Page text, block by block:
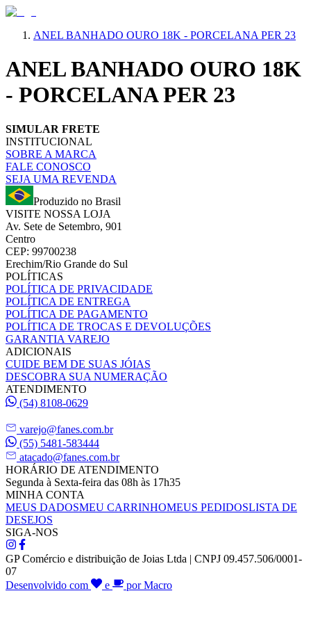
ANEL BANHADO OURO 18K - PORCELANA PER 23
ANEL BANHADO OURO 18K
- PORCELANA PER 23
SIMULAR FRETE
INSTITUCIONAL
SOBRE A MARCA
FALE CONOSCO
SEJA UMA REVENDA
Produzido no Brasil
VISITE NOSSA LOJA
Av. Sete de Setembro, 901
Centro
CEP: 99700238
Erechim/Rio Grande do Sul
POLÍTICAS
POLÍTICA DE PRIVACIDADE
POLÍTICA DE ENTREGA
POLÍTICA DE PAGAMENTO
POLÍTICA DE TROCAS E DEVOLUÇÕES
GARANTIA VAREJO
ADICIONAIS
CUIDE BEM DE SUAS JÓIAS
DESCOBRA SUA NUMERAÇÃO
ATENDIMENTO
(54) 8108-0629
varejo@fanes.com.br
(55) 5481-583444
atacado@fanes.com.br
HORÁRIO DE ATENDIMENTO
Segunda à Sexta-feira das 08h às 17h35
MINHA CONTA
MEUS DADOSMEU CARRINHOMEUS PEDIDOSLISTA DE
DESEJOS
SIGA-NOS
GP Comércio e distribuição de Joias Ltda | CNPJ 09.457.506/0001-
07
Desenvolvido com
e por Macro